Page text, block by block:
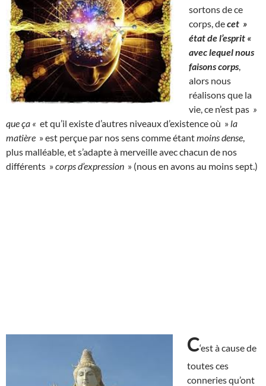
sortons de ce
corps, decet »
état de l’esprit «
avec lequel nous
faisons corps
alors nous
réalisons que la
vie, ce n’est pas »
que ça « et qu’il existe d’autres niveaux d’existence où » la
matière » est perçue par nos sens comme étantmoins dense
plus malléable, et s’adapte à merveille avec chacun de nos
différents »corps d’expression » (nous en avons au moins sept.)
C‘est à cause de
toutes ces
conneries qu’ont